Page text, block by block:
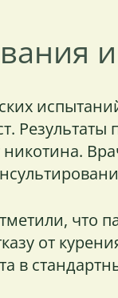
Результаты
никотина.
что
от
в